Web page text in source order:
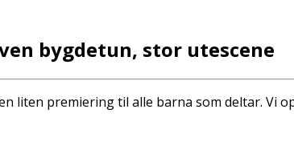
bygdetun, stor utescene
liten premiering til alle barna som deltar. Vi